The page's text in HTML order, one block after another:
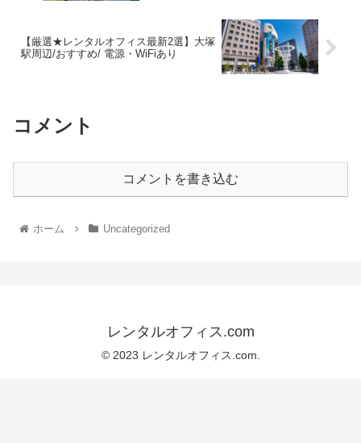
【厳選★レンタルオフィス最新2選】大塚
駅周辺/おすすめ/ 電源・WiFiあり
コメント
コメントを書き込む
ホーム Uncategorized
レンタルオフィス.com
© 2023 レンタルオフィス.com.